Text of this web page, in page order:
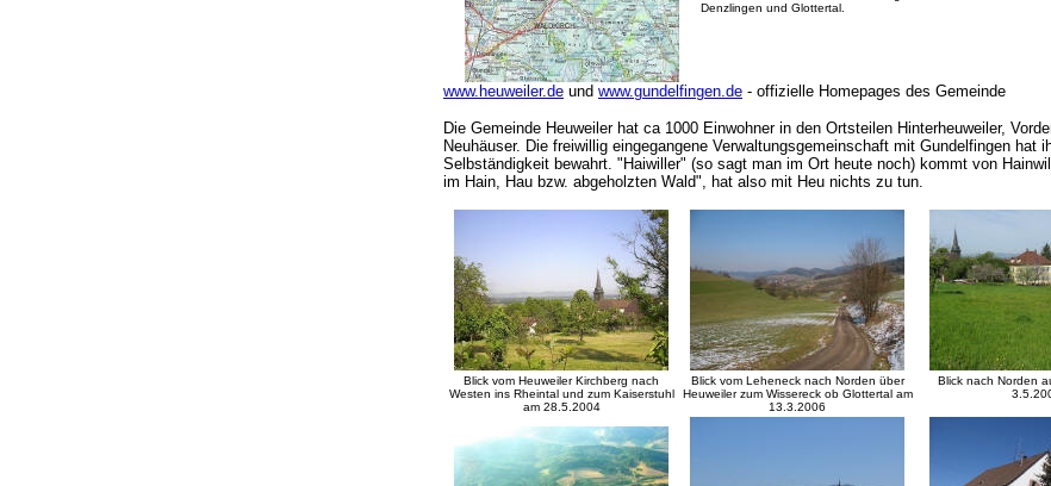
Denzlingen und Glottertal.
www.heuweiler.de und www.gundelfingen.de - offizielle Homepages des Gemeinde
Die Gemeinde Heuweiler hat ca 1000 Einwohner in den Ortsteilen Hinterheuweiler,
Neuhäuser. Die freiwillig eingegangene Verwaltungsgemeinschaft mit Gundelfingen hat
Selbständigkeit bewahrt. "Haiwiller" (so sagt man im Ort heute noch) kommt von
im Hain, Hau bzw. abgeholzten Wald", hat also mit Heu nichts zu tun.
Blick vom Heuweiler Kirchberg nach
Westen ins Rheintal und zum Kaiserstuhl
am 28.5.2004
Blick vom Leheneck nach Norden über
Heuweiler zum Wissereck ob Glottertal am
13.3.2006
Blick nach Norden